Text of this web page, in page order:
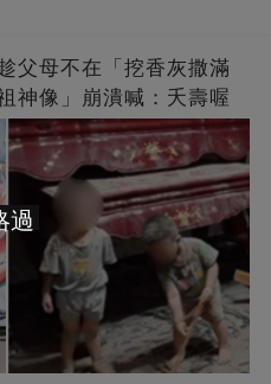
父母不在「挖香灰撒滿
神像」崩潰喊：夭壽喔
過